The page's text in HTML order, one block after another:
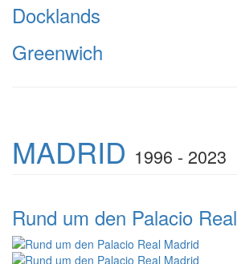
Docklands
Greenwich
MADRID 1996 - 2023
Rund um den Palacio Real